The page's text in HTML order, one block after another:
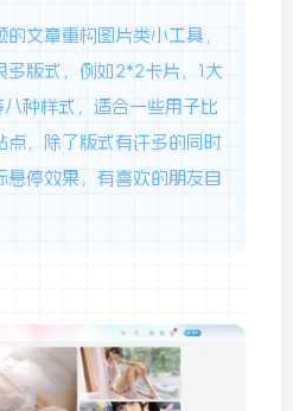
文章重构图片类小工具，
多版式，例如2*2卡片、1大
种样式，适合一些用子比
点，除了版式有许多的同时
悬停效果，有喜欢的朋友自